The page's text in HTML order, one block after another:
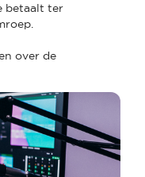
betaalt ter
over de